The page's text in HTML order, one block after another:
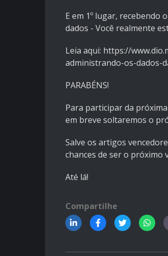
E em 1º lugar, recebendo
dados - Você realmente
Leia aqui: https://
administrando-os-dados-
PARABÉNS!
Para participar da
em breve soltaremos o
Salve os artigos
chances de ser o próximo
Até lá!
Compartilhe